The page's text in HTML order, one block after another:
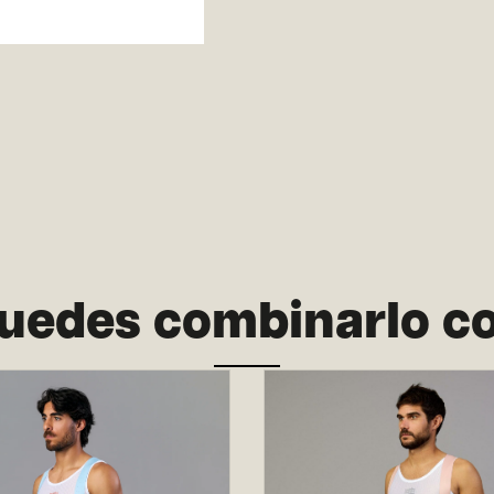
combinarlo